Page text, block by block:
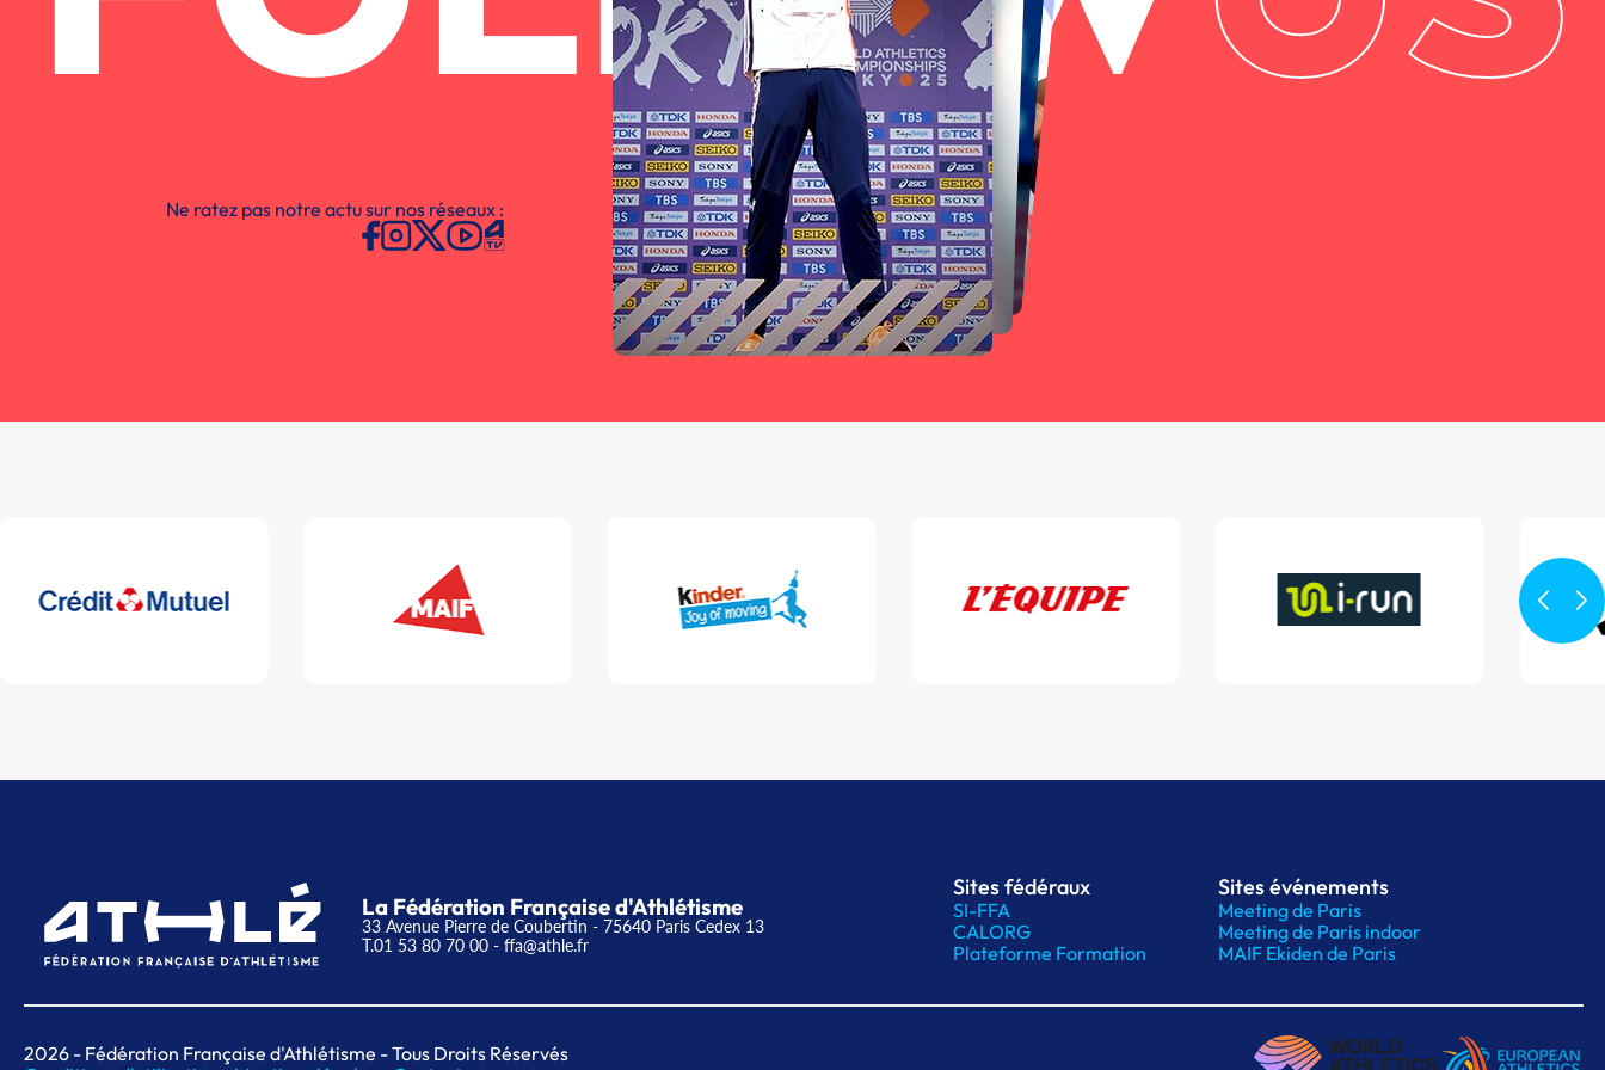
Ne ratez pas notre actu sur nos réseaux :
La Fédération Française d'Athlétisme
33 Avenue Pierre de Coubertin - 75640 Paris Cedex 13
T.01 53 80 70 00 - ffa@athle.fr
Sites fédéraux
SI-FFA
CALORG
Plateforme Formation
Sites événements
Meeting de Paris
Meeting de Paris indoor
MAIF Ekiden de Paris
2026 - Fédération Française d'Athlétisme - Tous Droits Réservés